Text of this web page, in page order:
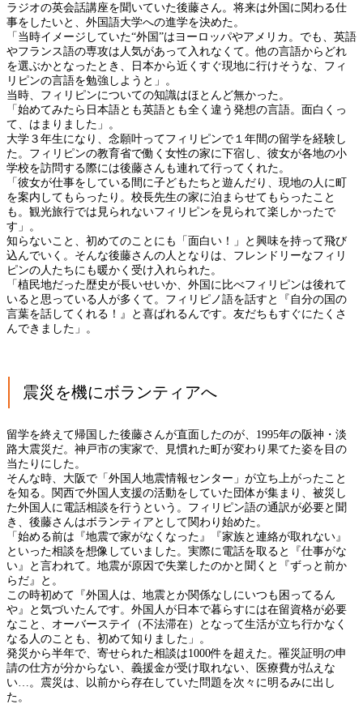
ラジオの英会話講座を聞いていた後藤さん。将来は外国に関わる仕
事をしたいと、外国語大学への進学を決めた。
「当時イメージしていた“外国”はヨーロッパやアメリカ。でも、英語
やフランス語の専攻は人気があって入れなくて。他の言語からどれ
を選ぶかとなったとき、日本から近くすぐ現地に行けそうな、フィ
リピンの言語を勉強しようと」。
当時、フィリピンについての知識はほとんど無かった。
「始めてみたら日本語とも英語とも全く違う発想の言語。面白くっ
て、はまりました」。
大学３年生になり、念願叶ってフィリピンで１年間の留学を経験し
た。フィリピンの教育省で働く女性の家に下宿し、彼女が各地の小
学校を訪問する際には後藤さんも連れて行ってくれた。
「彼女が仕事をしている間に子どもたちと遊んだり、現地の人に町
を案内してもらったり。校長先生の家に泊まらせてもらったこと
も。観光旅行では見られないフィリピンを見られて楽しかったで
す」。
知らないこと、初めてのことにも「面白い！」と興味を持って飛び
込んでいく。そんな後藤さんの人となりは、フレンドリーなフィリ
ピンの人たちにも暖かく受け入れられた。
「植民地だった歴史が長いせいか、外国に比べフィリピンは後れて
いると思っている人が多くて。フィリピノ語を話すと『自分の国の
言葉を話してくれる！』と喜ばれるんです。友だちもすぐにたくさ
んできました」。
震災を機にボランティアへ
留学を終えて帰国した後藤さんが直面したのが、1995年の阪神・淡
路大震災だ。神戸市の実家で、見慣れた町が変わり果てた姿を目の
当たりにした。
そんな時、大阪で「外国人地震情報センター」が立ち上がったこと
を知る。関西で外国人支援の活動をしていた団体が集まり、被災し
た外国人に電話相談を行うという。フィリピン語の通訳が必要と聞
き、後藤さんはボランティアとして関わり始めた。
「始める前は『地震で家がなくなった』『家族と連絡が取れない』
といった相談を想像していました。実際に電話を取ると『仕事がな
い』と言われて。地震が原因で失業したのかと聞くと『ずっと前か
らだ』と。
この時初めて『外国人は、地震とか関係なしにいつも困ってるん
や』と気づいたんです。外国人が日本で暮らすには在留資格が必要
なこと、オーバーステイ（不法滞在）となって生活が立ち行かなく
なる人のことも、初めて知りました」。
発災から半年で、寄せられた相談は1000件を超えた。罹災証明の申
請の仕方が分からない、義援金が受け取れない、医療費が払えな
い…。震災は、以前から存在していた問題を次々に明るみに出し
た。